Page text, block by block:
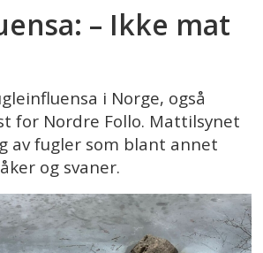
– Ikke mat
i Norge, også
for Nordre Follo. Mattilsynet
av fugler som blant annet
og svaner.